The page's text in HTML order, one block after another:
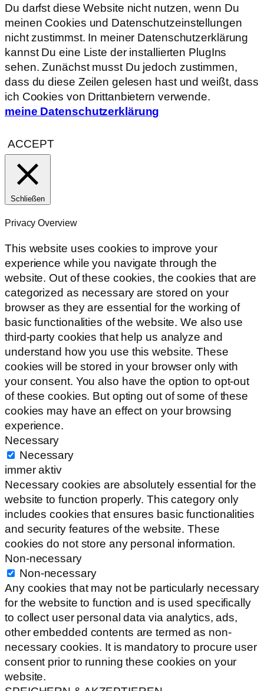
Du darfst diese Website nicht nutzen, wenn Du
meinen Cookies und Datenschutzeinstellungen
nicht zustimmst. In meiner Datenschutzerklärung
kannst Du eine Liste der installierten PlugIns
sehen. Zunächst musst Du jedoch zustimmen,
dass du diese Zeilen gelesen hast und weißt, dass
ich Cookies von Drittanbietern verwende.
meine Datenschutzerklärung
ACCEPT
Schließen
Privacy Overview
This website uses cookies to improve your
experience while you navigate through the
website. Out of these cookies, the cookies that are
categorized as necessary are stored on your
browser as they are essential for the working of
basic functionalities of the website. We also use
third-party cookies that help us analyze and
understand how you use this website. These
cookies will be stored in your browser only with
your consent. You also have the option to opt-out
of these cookies. But opting out of some of these
cookies may have an effect on your browsing
experience.
Necessary
Necessary
immer aktiv
Necessary cookies are absolutely essential for the
website to function properly. This category only
includes cookies that ensures basic functionalities
and security features of the website. These
cookies do not store any personal information.
Non-necessary
Non-necessary
Any cookies that may not be particularly necessary
for the website to function and is used specifically
to collect user personal data via analytics, ads,
other embedded contents are termed as non-
necessary cookies. It is mandatory to procure user
consent prior to running these cookies on your
website.